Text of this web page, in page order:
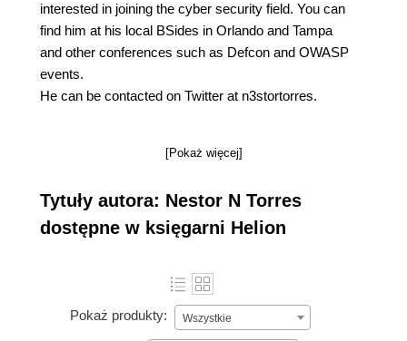
interested in joining the cyber security field. You can
find him at his local BSides in Orlando and Tampa
and other conferences such as Defcon and OWASP
events.
He can be contacted on Twitter at n3stortorres.
[Pokaż więcej]
Tytuły autora: Nestor N Torres
dostępne w księgarni Helion
Pokaż produkty: Wszystkie